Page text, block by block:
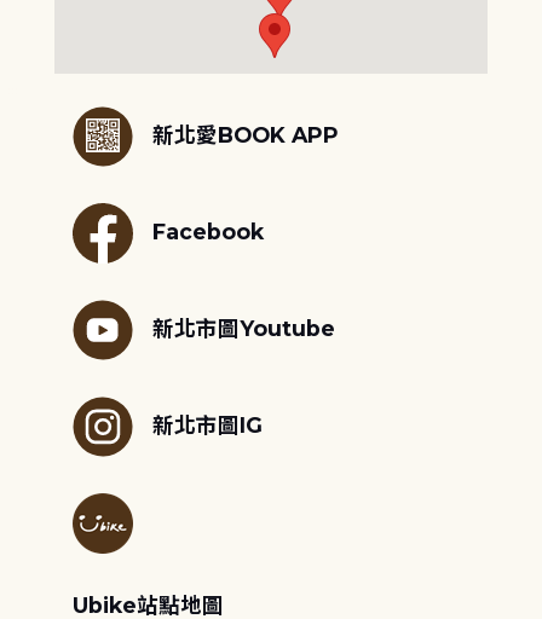
新北愛BOOK APP
Facebook
新北市圖Youtube
新北市圖IG
Ubike站點地圖